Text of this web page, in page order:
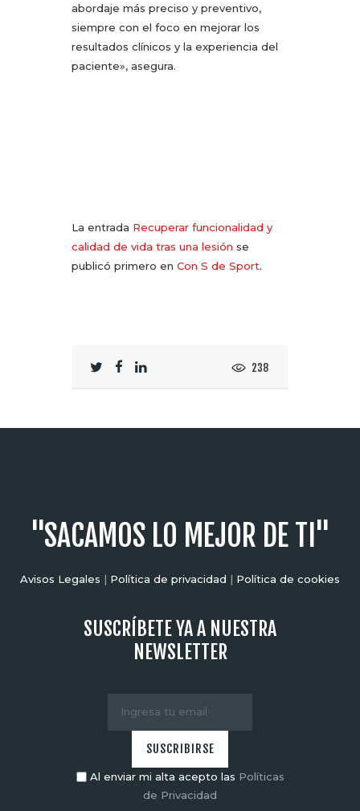
abordaje más preciso y preventivo,
siempre con el foco en mejorar los
resultados clínicos y la experiencia del
paciente», asegura.
La entrada Recuperar funcionalidad y
calidad de vida tras una lesión se
publicó primero en Con S de Sport.
238
"SACAMOS LO MEJOR DE TI"
Avisos Legales | Política de privacidad | Política de cookies
SUSCRÍBETE YA A NUESTRA
NEWSLETTER
Al enviar mi alta acepto las Políticas
de Privacidad